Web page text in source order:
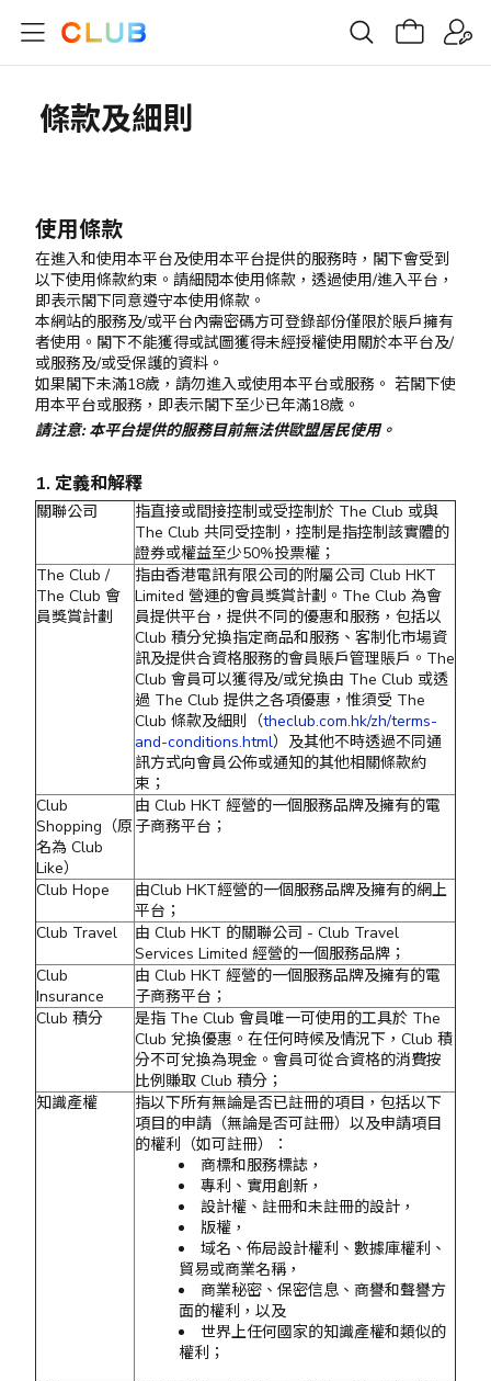
條款及細則
使用條款
在進入和使用本平台及使用本平台提供的服務時，閣下會受到
以下使用條款約束。請細閱本使用條款，透過使用/進入平台，
即表示閣下同意遵守本使用條款。
本網站的服務及/或平台內需密碼方可登錄部份僅限於賬戶擁有
者使用。閣下不能獲得或試圖獲得未經授權使用關於本平台及/
或服務及/或受保護的資料。
如果閣下未滿18歲，請勿進入或使用本平台或服務。 若閣下使
用本平台或服務，即表示閣下至少已年滿18歲。
請注意: 本平台提供的服務目前無法供歐盟居民使用。
1. 定義和解釋
關聯公司
指直接或間接控制或受控制於 The Club 或與
The Club 共同受控制，控制是指控制該實體的
證券或權益至少50%投票權；
The Club /
The Club 會
員獎賞計劃
指由香港電訊有限公司的附屬公司 Club HKT
Limited 營運的會員獎賞計劃。The Club 為會
員提供平台，提供不同的優惠和服務，包括以
Club 積分兌換指定商品和服務、客制化市場資
訊及提供合資格服務的會員賬戶管理賬戶。The
Club 會員可以獲得及/或兌換由 The Club 或透
過 The Club 提供之各項優惠，惟須受 The
Club 條款及細則（theclub.com.hk/zh/terms-
and-conditions.html）及其他不時透過不同通
訊方式向會員公佈或通知的其他相關條款約
束；
Club
Shopping（原
名為 Club
Like）
由 Club HKT 經營的一個服務品牌及擁有的電
子商務平台；
Club Hope
由Club HKT經營的一個服務品牌及擁有的網上
平台；
Club Travel
由 Club HKT 的關聯公司 - Club Travel
Services Limited 經營的一個服務品牌；
Club
Insurance
由 Club HKT 經營的一個服務品牌及擁有的電
子商務平台；
Club 積分
是指 The Club 會員唯一可使用的工具於 The
Club 兌換優惠。在任何時候及情況下，Club 積
分不可兌換為現金。會員可從合資格的消費按
比例賺取 Club 積分；
知識產權
指以下所有無論是否已註冊的項目，包括以下
項目的申請（無論是否可註冊）以及申請項目
的權利（如可註冊）：
商標和服務標誌，
專利、實用創新，
設計權、註冊和未註冊的設計，
版權，
域名、佈局設計權利、數據庫權利、
貿易或商業名稱，
商業秘密、保密信息、商譽和聲譽方
面的權利，以及
世界上任何國家的知識產權和類似的
權利；